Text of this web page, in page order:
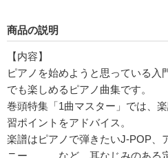
商品の説明
【内容】
ピアノを始めようと思っている入
でも楽しめるピアノ曲集です。
巻頭特集「1曲マスター」では、
習ポイントをアドバイス。
楽譜はピアノで弾きたいJ-POP、
ニー、、、など、耳なじみのある